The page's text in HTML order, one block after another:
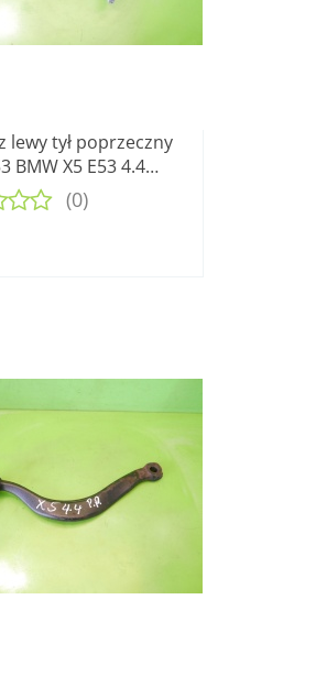
lewy tył poprzeczny
BMW X5 E53 4.4
99-03
(0)